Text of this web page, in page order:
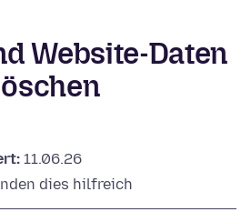
Website-Daten
11.06.26
dies hilfreich